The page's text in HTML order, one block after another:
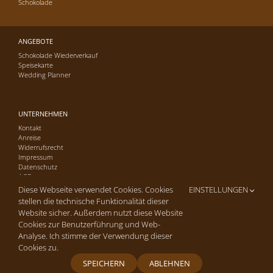
Schokolade
ANGEBOTE
Schokolade Wiederverkauf
Speisekarte
Wedding Planner
UNTERNEHMEN
Kontakt
Anreise
Widerrufsrecht
Impressum
Datenschutz
AGB
Copyright © 2016-26 Cafe-Konditorei Hagmann GmbH | Alle Rechte
Facebook
Diese Webseite verwendet Cookies. Cookies
stellen die technische Funktionalität dieser
Website sicher. Außerdem nutzt diese Website
Cookies zur Benutzerführung und Web-
Analyse. Ich stimme der Verwendung dieser
Cookies zu.
EINSTELLUNGEN
SPEICHERN ABLEHNEN